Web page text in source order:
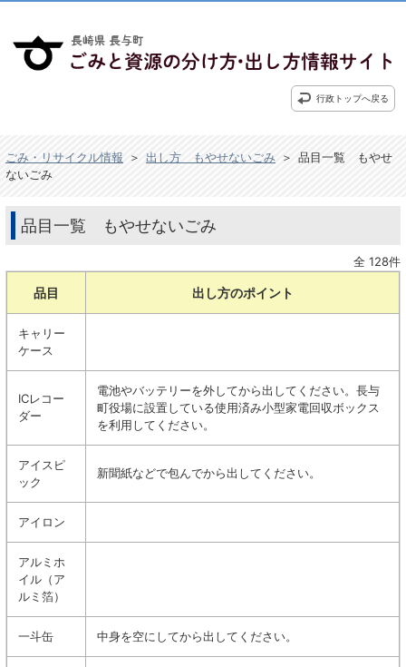
行政トップへ戻る
ごみ・リサイクル情報 ＞ 出し方 もやせないごみ ＞ 品目一覧 もやせ
ないごみ
品目一覧 もやせないごみ
全 128件
品目 出し方のポイント
キャリー
ケース
ICレコー
ダー
電池やバッテリーを外してから出してください。長与
町役場に設置している使用済み小型家電回収ボックス
を利用してください。
アイスピ
ック
新聞紙などで包んでから出してください。
アイロン
アルミホ
イル（ア
ルミ箔）
一斗缶 中身を空にしてから出してください。